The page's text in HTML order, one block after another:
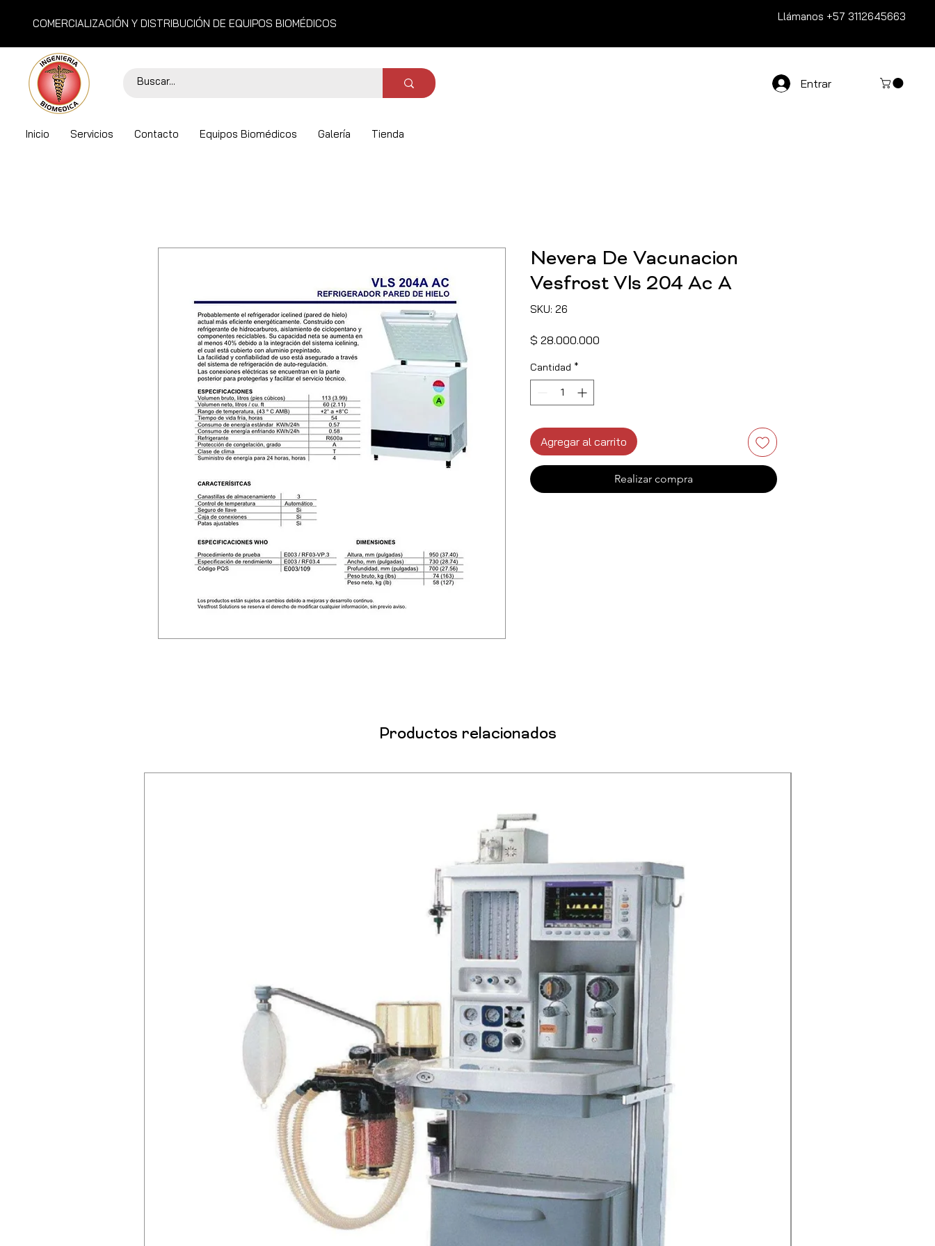
COMERCIALIZACIÓN Y DISTRIBUCIÓN DE EQUIPOS BIOMÉDICOS
Llámanos +57 3112645663
Entrar
Inicio Servicios Contacto Equipos Biomédicos Galería Tienda
Nevera De Vacunacion
Vesfrost Vls 204 Ac A
SKU: 26
$ 28.000.000
Cantidad *
Agregar al carrito
Realizar compra
Productos relacionados